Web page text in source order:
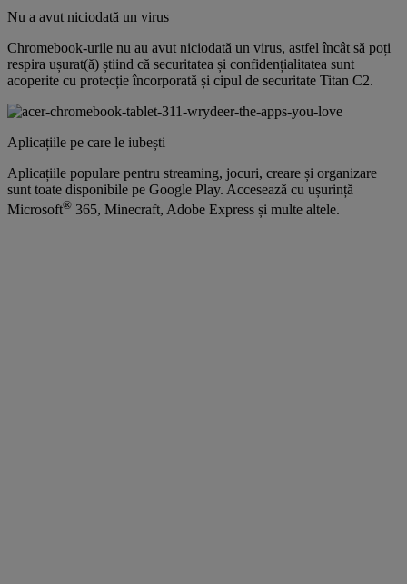
Nu a avut niciodată un virus
Chromebook-urile nu au avut niciodată un virus, astfel încât să poți
respira ușurat(ă) știind că securitatea și confidențialitatea sunt
acoperite cu protecție încorporată și cipul de securitate Titan C2.
Aplicațiile pe care le iubești
Aplicațiile populare pentru streaming, jocuri, creare și organizare
sunt toate disponibile pe Google Play. Accesează cu ușurință
Microsoft® 365, Minecraft, Adobe Express și multe altele.